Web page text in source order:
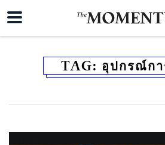
TAG: อุปกรณ์ก